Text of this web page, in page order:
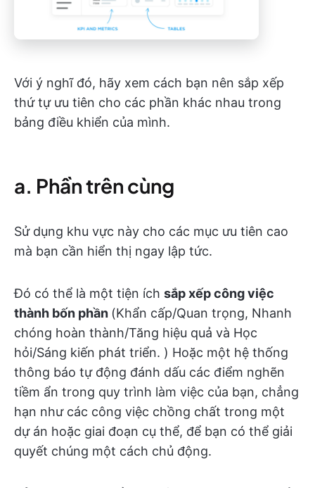
Với ý nghĩ đó, hãy xem cách bạn nên sắp xếp
thứ tự ưu tiên cho các phần khác nhau trong
bảng điều khiển của mình.
a. Phần trên cùng
Sử dụng khu vực này cho các mục ưu tiên cao
mà bạn cần hiển thị ngay lập tức.
Đó có thể là một tiện ích sắp xếp công việc
thành bốn phần (Khẩn cấp/Quan trọng, Nhanh
chóng hoàn thành/Tăng hiệu quả và Học
hỏi/Sáng kiến phát triển. ) Hoặc một hệ thống
thông báo tự động đánh dấu các điểm nghẽn
tiềm ẩn trong quy trình làm việc của bạn, chẳng
hạn như các công việc chồng chất trong một
dự án hoặc giai đoạn cụ thể, để bạn có thể giải
quyết chúng một cách chủ động.